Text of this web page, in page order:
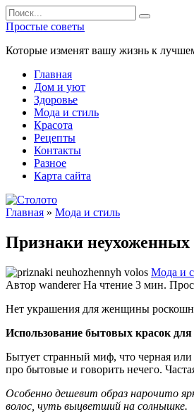
Перейти
к
содержанию
Search
for:
Простые советы
Которые изменят вашу жизнь к
Главная
Дом и уют
Здоровье
Мода и стиль
Красота
Рецепты
Контакты
Разное
Карта сайта
Главная » Мода и стиль
Признаки неухоженных
Мода и
Автор wanderer На чтение 3 мин.
Нет украшения для женщины
Использование бытовых красок для
Бытует странный миф, что черная или
про бытовые и говорить нечего.
Особенно дешевит образ нарочито
волос, чуть выцветший на солнышке.